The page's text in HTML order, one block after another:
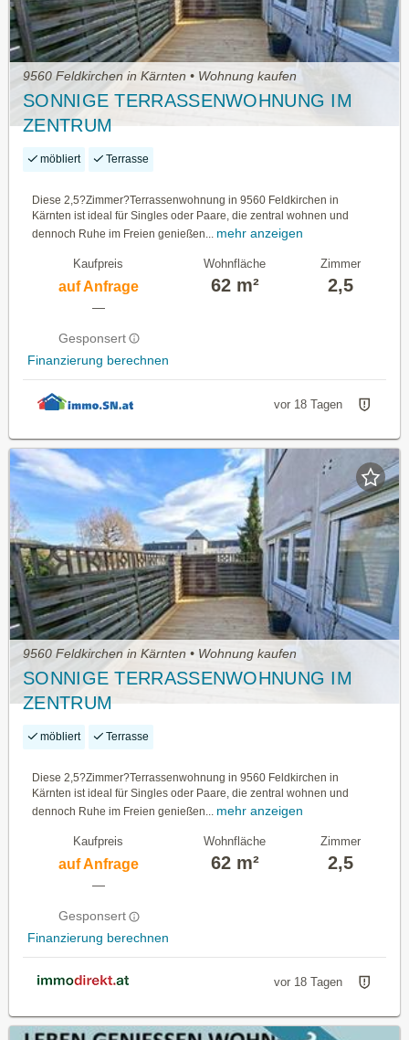
9560 Feldkirchen in Kärnten • Wohnung kaufen
SONNIGE TERRASSENWOHNUNG IM
ZENTRUM
möbliert Terrasse
Diese 2,5?Zimmer?Terrassenwohnung in 9560 Feldkirchen in
Kärnten ist ideal für Singles oder Paare, die zentral wohnen und
dennoch Ruhe im Freien genießen... mehr anzeigen
Kaufpreis
auf Anfrage
—
Gesponsert
Finanzierung berechnen
Wohnfläche
62 m²
Zimmer
2,5
vor 18 Tagen
9560 Feldkirchen in Kärnten • Wohnung kaufen
SONNIGE TERRASSENWOHNUNG IM
ZENTRUM
möbliert Terrasse
Diese 2,5?Zimmer?Terrassenwohnung in 9560 Feldkirchen in
Kärnten ist ideal für Singles oder Paare, die zentral wohnen und
dennoch Ruhe im Freien genießen... mehr anzeigen
Kaufpreis
auf Anfrage
—
Gesponsert
Finanzierung berechnen
Wohnfläche
62 m²
Zimmer
2,5
vor 18 Tagen